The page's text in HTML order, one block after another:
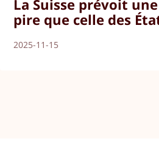
La Suisse prévoit
pire que celle des
2025-11-15